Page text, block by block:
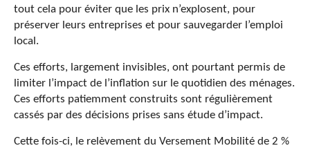
tout cela pour éviter que les prix n’explosent, pour
préserver leurs entreprises et pour sauvegarder l’emploi
local.
Ces efforts, largement invisibles, ont pourtant permis de
limiter l’impact de l’inflation sur le quotidien des ménages.
Ces efforts patiemment construits sont régulièrement
cassés par des décisions prises sans étude d’impact.
Cette fois-ci, le relèvement du Versement Mobilité de 2 %